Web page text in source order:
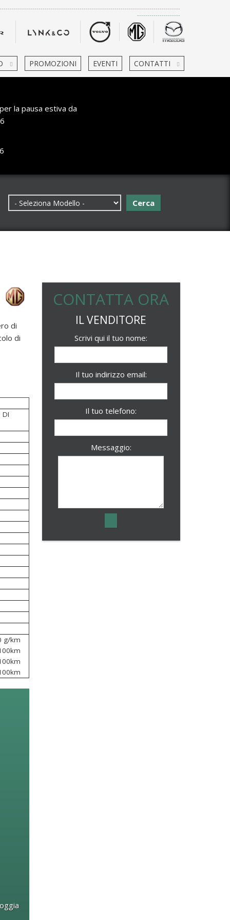
---------------------
PROMOZIONI EVENTI CONTATTI
la pausa estiva da
Cerca
di
di
DI
g/km
CONTATTA ORA
IL VENDITORE
Scrivi qui il tuo nome:
Il tuo indirizzo email:
Il tuo telefono:
Messaggio: